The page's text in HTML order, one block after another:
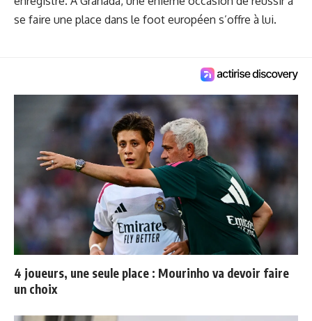
se faire une place dans le foot européen s’offre à lui.
4 joueurs, une seule place : Mourinho va devoir faire
un choix